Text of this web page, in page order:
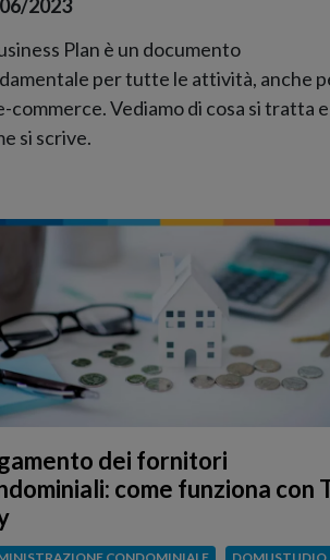
2023
Plan è un documento
per tutte le attività, anche
commerce. Vediamo di cosa si tratta e
si scrive.
dei fornitori
come funziona con